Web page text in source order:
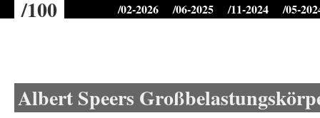
/100 /02-2026 /06-2025 /11-2024 /05-
Albert Speers
Microtime für Seitenaufbau: 1.26340699196